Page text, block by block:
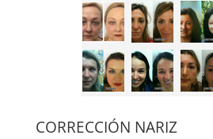
CORRECCIÓN NARIZ